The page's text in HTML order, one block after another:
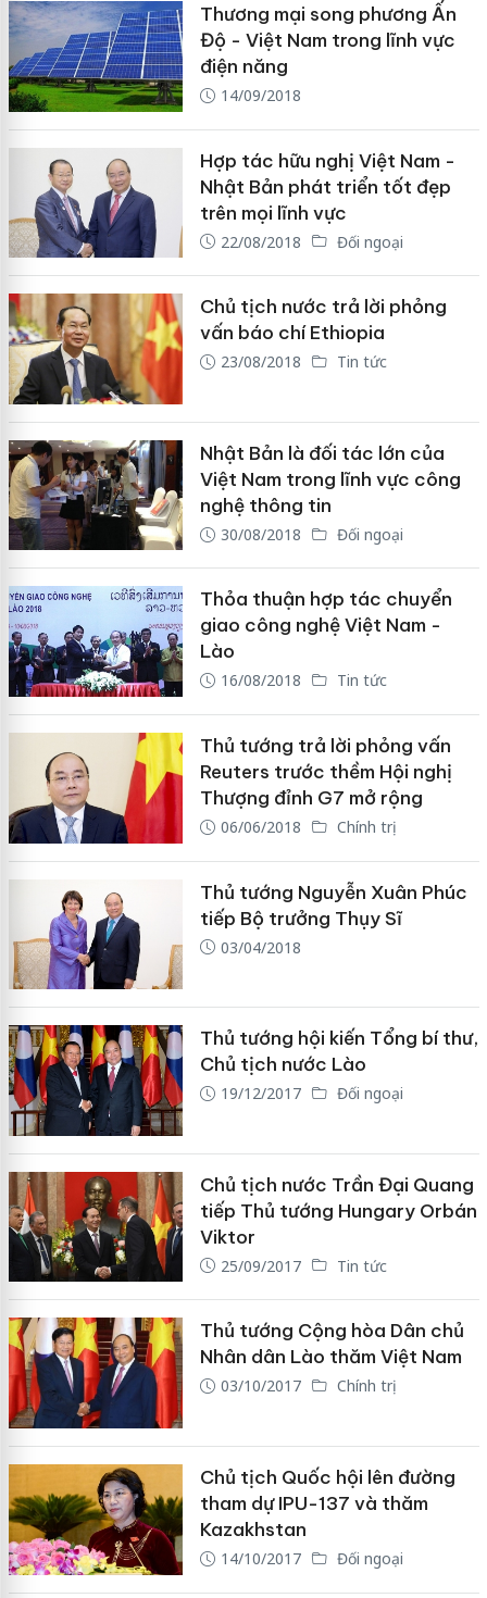
Thương mại song phương Ấn
Độ - Việt Nam trong lĩnh vực
điện năng
14/09/2018
Hợp tác hữu nghị Việt Nam -
Nhật Bản phát triển tốt đẹp
trên mọi lĩnh vực
22/08/2018 Đối ngoại
Chủ tịch nước trả lời phỏng
vấn báo chí Ethiopia
23/08/2018 Tin tức
Nhật Bản là đối tác lớn của
Việt Nam trong lĩnh vực công
nghệ thông tin
30/08/2018 Đối ngoại
Thỏa thuận hợp tác chuyển
giao công nghệ Việt Nam -
Lào
16/08/2018 Tin tức
Thủ tướng trả lời phỏng vấn
Reuters trước thềm Hội nghị
Thượng đỉnh G7 mở rộng
06/06/2018 Chính trị
Thủ tướng Nguyễn Xuân Phúc
tiếp Bộ trưởng Thụy Sĩ
03/04/2018
Thủ tướng hội kiến Tổng bí thư,
Chủ tịch nước Lào
19/12/2017 Đối ngoại
Chủ tịch nước Trần Đại Quang
tiếp Thủ tướng Hungary Orbán
Viktor
25/09/2017 Tin tức
Thủ tướng Cộng hòa Dân chủ
Nhân dân Lào thăm Việt Nam
03/10/2017 Chính trị
Chủ tịch Quốc hội lên đường
tham dự IPU-137 và thăm
Kazakhstan
14/10/2017 Đối ngoại